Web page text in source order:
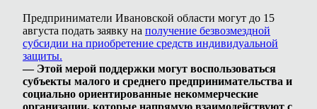
Предприниматели Ивановской области могут до 15
августа подать заявку на получение безвозмездной
субсидии на приобретение средств индивидуальной
защиты.
— Этой мерой поддержки могут воспользоваться
субъекты малого и среднего предпринимательства и
социально ориентированные некоммерческие
организации, которые напрямую взаимодействуют с